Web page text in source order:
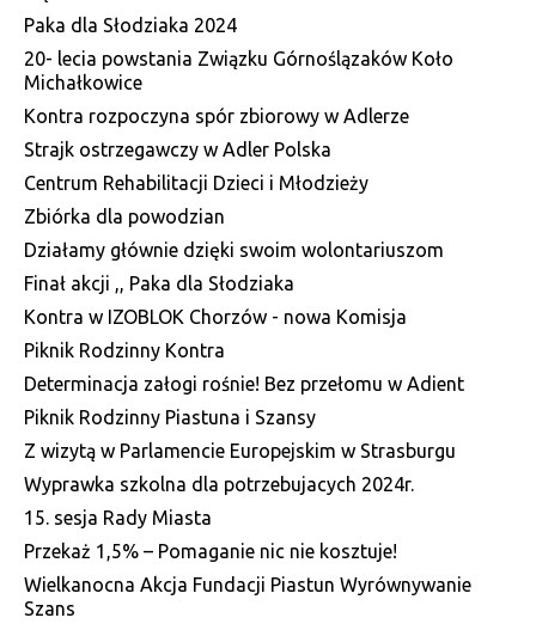
Paka dla Słodziaka 2024
20- lecia powstania Związku Górnoślązaków Koło
Michałkowice
Kontra rozpoczyna spór zbiorowy w Adlerze
Strajk ostrzegawczy w Adler Polska
Centrum Rehabilitacji Dzieci i Młodzieży
Zbiórka dla powodzian
Działamy głównie dzięki swoim wolontariuszom
Finał akcji ,, Paka dla Słodziaka
Kontra w IZOBLOK Chorzów - nowa Komisja
Piknik Rodzinny Kontra
Determinacja załogi rośnie! Bez przełomu w Adient
Piknik Rodzinny Piastuna i Szansy
Z wizytą w Parlamencie Europejskim w Strasburgu
Wyprawka szkolna dla potrzebujacych 2024r.
15. sesja Rady Miasta
Przekaż 1,5% – Pomaganie nic nie kosztuje!
Wielkanocna Akcja Fundacji Piastun Wyrównywanie
Szans